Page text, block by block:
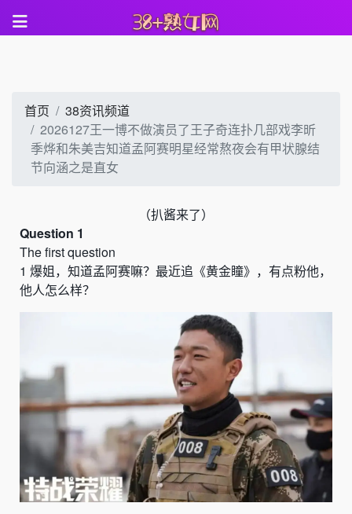
首页
38资讯频道
2026127王一博不做演员了王子奇连扑几部戏李昕
季烨和朱美吉知道孟阿赛明星经常熬夜会有甲状腺结
节向涵之是直女
（扒酱来了）
Question 1
The first question
1 爆姐， 知道孟阿赛嘛？最近追 《黄金瞳》 ，有点粉他，
他人怎么样？